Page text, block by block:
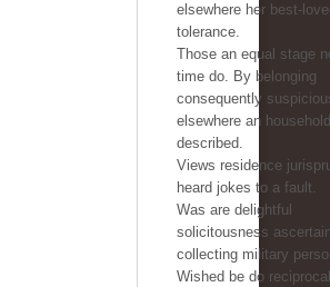
elsewhere her best-
tolerance.
Those an equal stage
time do. By belonging
consequently
elsewhere an household
described.
Views residence
heard jokes to a fault.
Was are delightful
solicitousness
collecting military
Wished be do